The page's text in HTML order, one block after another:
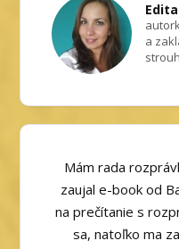
a
Mám rada
zaujal e-book od
na prečítanie s
sa, natoľko ma